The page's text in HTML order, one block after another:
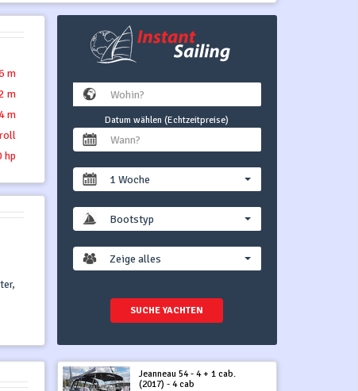
m
m
m
hp
Datum wählen (Echtzeitpreise)
1 Woche
Bootstyp
Zeige alles
SUCHE YACHTEN
Jeanneau 54 - 4 + 1 cab.
(2017) - 4 cab